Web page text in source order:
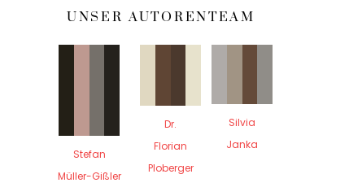
UNSER AUTORENTEAM
Stefan
Müller-Gißler
Dr.
Florian
Ploberger
Silvia
Janka